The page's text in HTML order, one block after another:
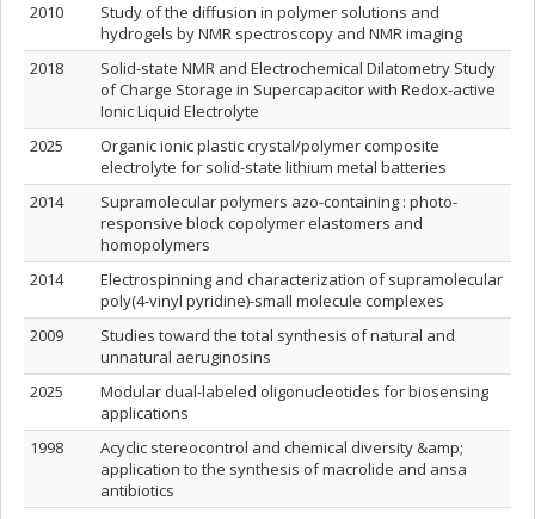
2010
Study of the diffusion in polymer solutions and
hydrogels by NMR spectroscopy and NMR imaging
2018
Solid-state NMR and Electrochemical Dilatometry Study
of Charge Storage in Supercapacitor with Redox-active
Ionic Liquid Electrolyte
2025
Organic ionic plastic crystal/polymer composite
electrolyte for solid-state lithium metal batteries
2014
Supramolecular polymers azo-containing : photo-
responsive block copolymer elastomers and
homopolymers
2014
Electrospinning and characterization of supramolecular
poly(4-vinyl pyridine)-small molecule complexes
2009
Studies toward the total synthesis of natural and
unnatural aeruginosins
2025
Modular dual-labeled oligonucleotides for biosensing
applications
1998
Acyclic stereocontrol and chemical diversity &amp;
application to the synthesis of macrolide and ansa
antibiotics